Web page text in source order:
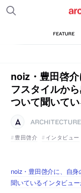
noiz・豊田啓
フスタイルか
ついて聞いて
ARCHITECTURE
豊田啓介
インタビュー
noiz・豊田啓介に、自
聞いているインタビュ